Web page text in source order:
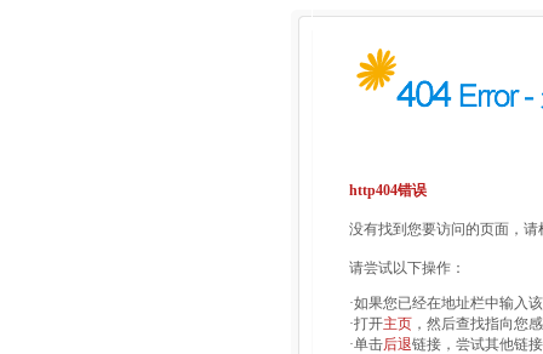
http404错误
没有找到您要访问的页面，
请尝试以下操作：
·如果您已经在地址栏中输入
·打开主页 ，然后查找指向您
·单击后退链接，尝试其他链